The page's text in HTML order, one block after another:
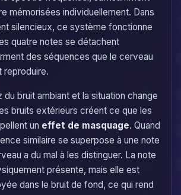
mémorisées individuellement. Dans
silencieux, ce système fonctionne
quatre notes se détachent
des séquences que le cerveau
reproduire.
du bruit ambiant et la situation change
bruits extérieurs créent ce que les
un effet de masquage. Quand
similaire se superpose à une note
a du mal à les distinguer. La note
présente, mais elle est
dans le bruit de fond, ce qui rend